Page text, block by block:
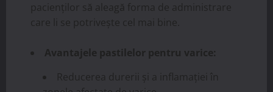
pacienților să aleagă forma de administrare
care li se potrivește cel mai bine.
Avantajele pastilelor pentru varice:
Reducerea durerii și a inflamației în